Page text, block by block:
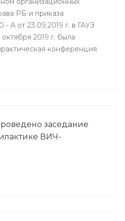
РБ и приказа
А от 23.09.2019 г. в ГАУЗ
2019 г. была
конференция
заседание
ВИЧ-